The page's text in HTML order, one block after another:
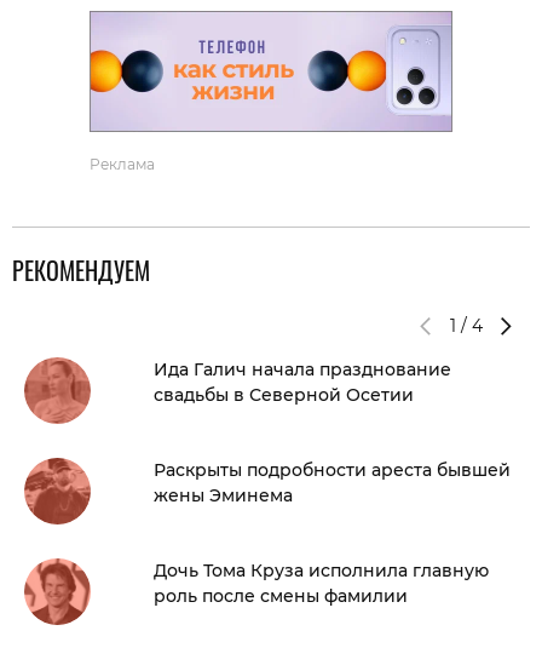
Реклама
РЕКОМЕНДУЕМ
1 / 4
Ида Галич начала празднование
свадьбы в Северной Осетии
Раскрыты подробности ареста бывшей
жены Эминема
Дочь Тома Круза исполнила главную
роль после смены фамилии